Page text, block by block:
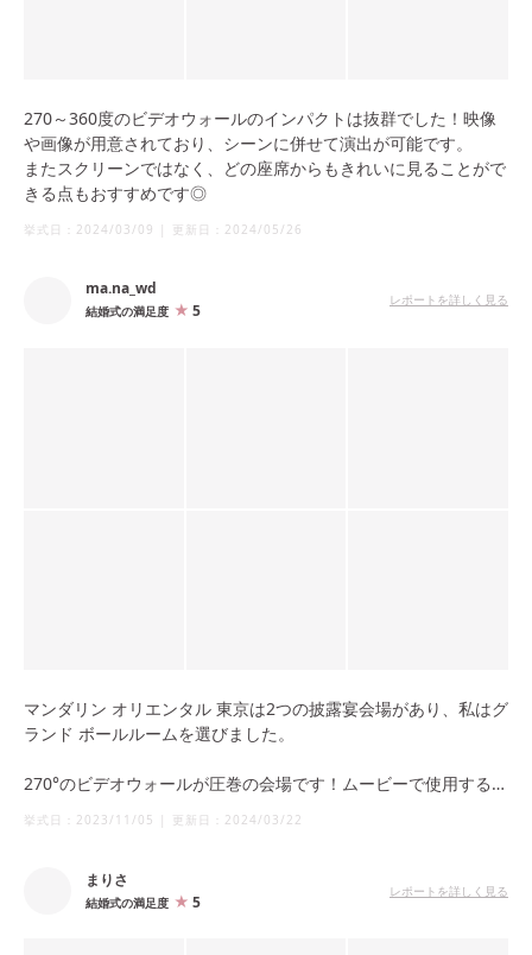
270～360度のビデオウォールのインパクトは抜群でした！映像
や画像が用意されており、シーンに併せて演出が可能です。
またスクリーンではなく、どの座席からもきれいに見ることがで
きる点もおすすめです◎
挙式日： 2024/03/09 | 更新日： 2024/05/26
ma.na_wd
結婚式の満足度 5
レポートを詳しく見る
マンダリン オリエンタル 東京は2つの披露宴会場があり、私はグ
ランド ボールルームを選びました。
270°のビデオウォールが圧巻の会場です！ムービーで使用するの
とができ、複数あるデザインの中から選んで映すこともできま
何も映していないシンプルな印象からグッと雰囲気を変えられま
挙式日： 2023/11/05 | 更新日： 2024/03/22
まりさ
結婚式の満足度 5
レポートを詳しく見る